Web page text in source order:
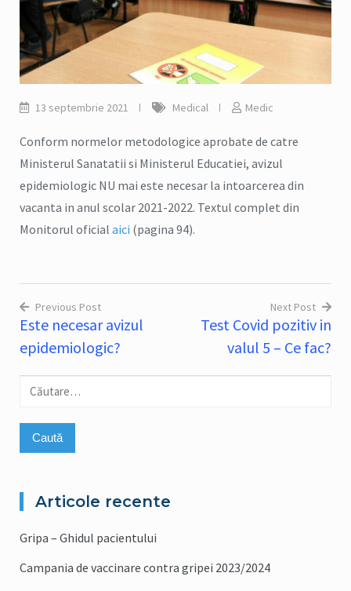
13 septembrie 2021 Medical Medic
Conform normelor metodologice aprobate de catre
Ministerul Sanatatii si Ministerul Educatiei, avizul
epidemiologic NU mai este necesar la intoarcerea din
vacanta in anul scolar 2021-2022. Textul complet din
Monitorul oficial aici (pagina 94).
Navigare
în
articole
Previous Post
Este necesar avizul
epidemiologic?
Next Post
Test Covid pozitiv in
valul 5 – Ce fac?
Caută
Articole recente
Gripa – Ghidul pacientului
Campania de vaccinare contra gripei 2023/2024